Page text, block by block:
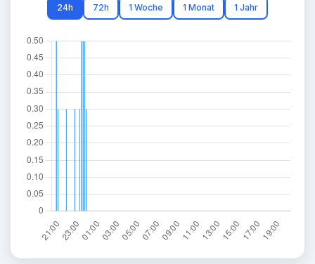
24h 72h 1 Woche 1 Monat 1 Jahr